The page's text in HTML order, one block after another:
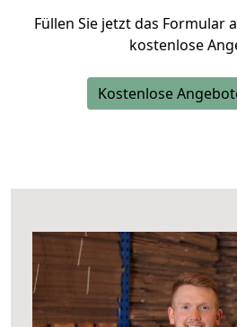
Füllen Sie jetzt das Formular
kostenlose
Kostenlose